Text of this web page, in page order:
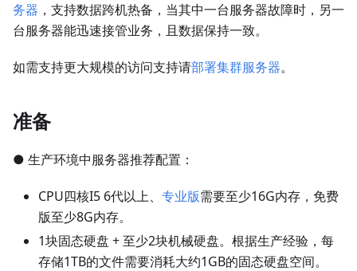
务器 ，支持数据跨机热备，当其中一台服务器故障时，另一
台服务器能迅速接管业务，且数据保持一致。
如需支持更大规模的访问支持请部署集群服务器。
准备
● 生产环境中服务器推荐配置：
CPU四核I5 6代以上、 专业版需要至少16G内存，免费
版至少8G内存。
1块固态硬盘 + 至少2块机械硬盘。根据生产经验，每
存储1TB的文件需要消耗大约1GB的固态硬盘空间。